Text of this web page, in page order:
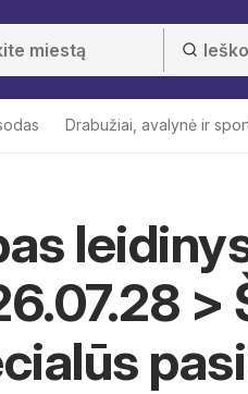
Drabužiai, avalynė ir
>